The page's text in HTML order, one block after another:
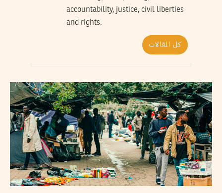
accountability, justice, civil liberties
and rights.
كل المقالات